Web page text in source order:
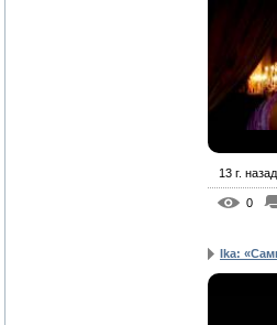
13 г. назад
0
Ika: